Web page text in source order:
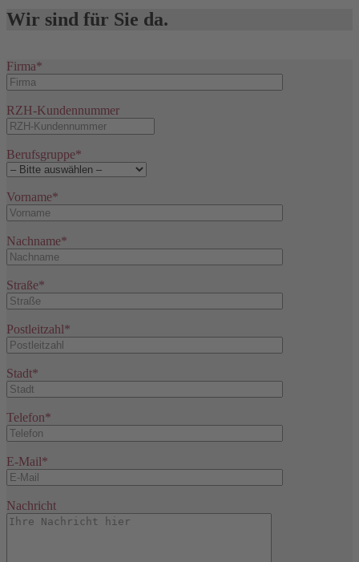
Wir sind für Sie da.
Firma*
RZH-Kundennummer
Berufsgruppe*
Vorname*
Nachname*
Straße*
Postleitzahl*
Stadt*
Telefon*
E-Mail*
Nachricht